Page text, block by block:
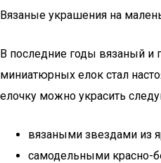
Вязаные украшения на
В последние годы вязаный и
миниатюрных елок стал
елочку можно украсить
вязаными звездами из
самодельными